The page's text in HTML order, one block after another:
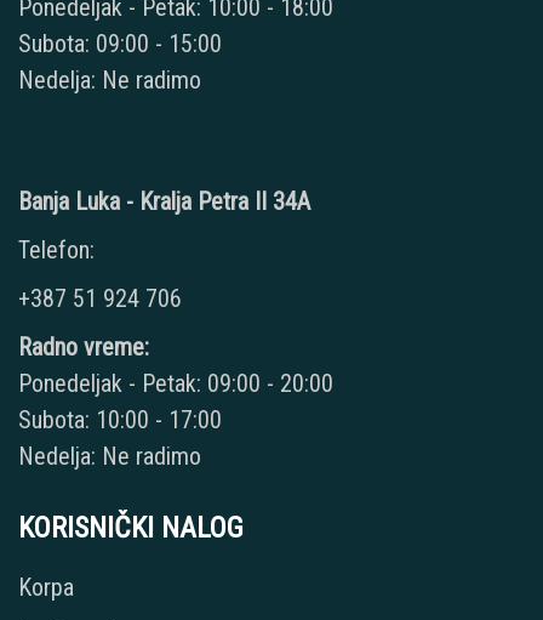
Ponedeljak - Petak: 10:00 - 18:00
Subota: 09:00 - 15:00
Nedelja: Ne radimo
Banja Luka - Kralja Petra II 34A
Telefon:
+387 51 924 706
Radno vreme:
Ponedeljak - Petak: 09:00 - 20:00
Subota: 10:00 - 17:00
Nedelja: Ne radimo
KORISNIČKI NALOG
Korpa